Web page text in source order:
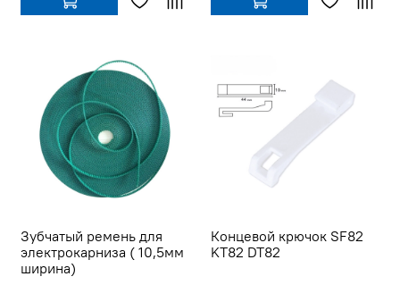
Зубчатый ремень для
электрокарниза ( 10,5мм
ширина)
Концевой крючок SF82
KT82 DT82